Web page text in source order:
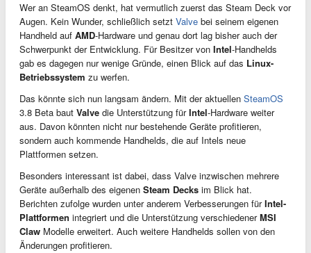
Wer an SteamOS denkt, hat vermutlich zuerst das Steam Deck vor
Augen. Kein Wunder, schließlich setzt Valve bei seinem eigenen
Handheld auf AMD-Hardware und genau dort lag bisher auch der
Schwerpunkt der Entwicklung. Für Besitzer von Intel-Handhelds
gab es dagegen nur wenige Gründe, einen Blick auf das Linux-
Betriebssystem zu werfen.
Das könnte sich nun langsam ändern. Mit der aktuellen SteamOS
3.8 Beta baut Valve die Unterstützung fürIntel-Hardware weiter
aus. Davon könnten nicht nur bestehende Geräte profitieren,
sondern auch kommende Handhelds, die auf Intels neue
Plattformen setzen.
Besonders interessant ist dabei, dass Valve inzwischen mehrere
Geräte außerhalb des eigenen Steam Decks im Blick hat.
Berichten zufolge wurden unter anderem Verbesserungen fürIntel-
Plattformen integriert und die Unterstützung verschiedenerMSI
Claw Modelle erweitert. Auch weitere Handhelds sollen von den
Änderungen profitieren.